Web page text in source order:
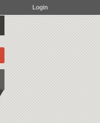
Login